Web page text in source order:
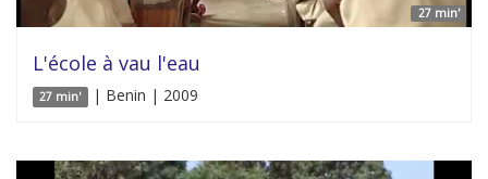
27 min'
L'école à vau l'eau
27 min' | Benin | 2009